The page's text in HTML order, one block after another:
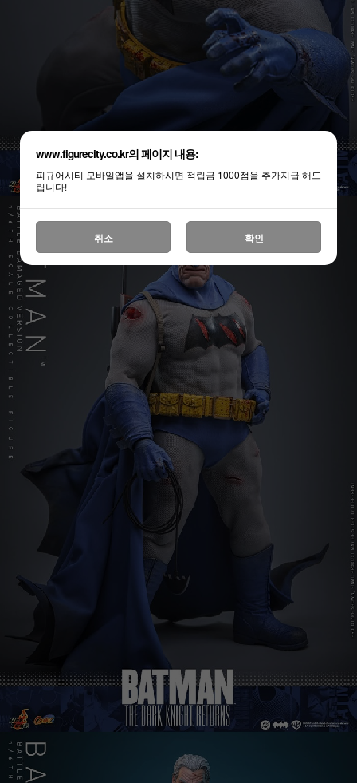
www.figurecity.co.kr의 페이지 내용:
피규어시티 모바일앱을 설치하시면 적립금 1000점을 추가지급 해드
립니다!
취소 확인